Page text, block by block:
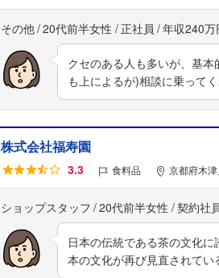
その他 20代前半女性 正社員 年収240万
クセのある人も多いが、基
も上によるが)相談に乗って
株式会社福寿園
3.3 食料品 京都府木
ショップスタッフ 20代前半女性 契約社
日本の伝統である茶の文化
本の文化が再び見直されて